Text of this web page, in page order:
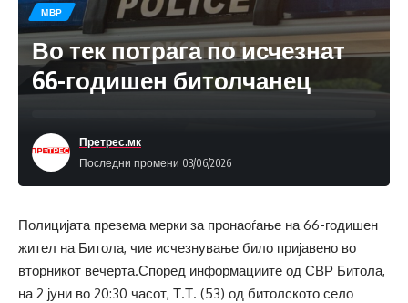
МВР
Во тек потрага по исчезнат
66-годишен битолчанец
Последни промени 03/06/2026
Претрес.мк
Полицијата презема мерки за пронаоѓање на 66-годишен
жител на Битола, чие исчезнување било пријавено во
вторникот вечерта.Според информациите од СВР Битола,
на 2 јуни во 20:30 часот, Т.Т. (53) од битолското село